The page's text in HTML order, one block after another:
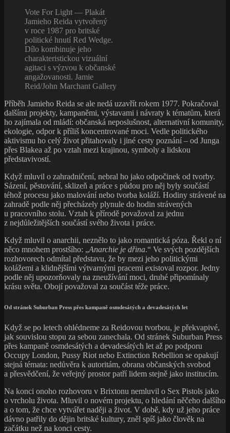
Vote For Light — Plakát
Jamieho Reida vytvořený
v roce 1987 pro britské
politické hnutí Red Wedge.
Dílo kombinuje jeho
charakteristickou vizuální
agitaci s výzvou k občanské
angažovanosti. Jamie
Reid/John Marchant Gallery
Příběh Jamieho Reida se ale nedá uzavřít rokem 1977. Pokračoval
dalšími projekty, kampaněmi, výstavami i návraty k tématům, která
ho zajímala od mládí: občanská neposlušnost, alternativní komunity,
ekologie, odpor k příliš koncentrované moci. Vedle politického
aktivismu ho celý život přitahovaly i jiné cesty poznání – od Junga
přes Blakea až po vztah mezi krajinou, symboly a lidskou
představivostí.
Když mluvil o zahradničení, nebral ho jako odpočinek od tvorby.
Sázení, pěstování, sklizeň a práce s půdou pro něj byly součástí
téhož procesu jako malování nebo tvorba koláží. Hodiny strávené na
zahradě podle něj přecházely plynule do hodin strávených
u pracovního stolu. Vztah k přírodě považoval za jednu
z nejdůležitějších součástí svého života i práce.
Když mluvil o anarchii, neznělo to jako romantická póza. Řekl o ní
něco mnohem prostšího: „Anarchie je dřina.“ Ve svých pozdějších
rozhovorech odmítal představu, že by mezi jeho politickými
kolážemi a klidnějšími výtvarnými pracemi existoval rozpor. Jedny
podle něj upozorňovaly na zneužívání moci, druhé připomínaly
krásu světa. Obojí považoval za součást téže práce.
Od stránek Suburban Press přes kampaně osmdesátých a devadesátých let
Když se po letech ohlédneme za Reidovou tvorbou, je překvapivé,
jak souvislou stopu za sebou zanechala. Od stránek Suburban Press
přes kampaně osmdesátých a devadesátých let až po podporu
Occupy London, Pussy Riot nebo Extinction Rebellion se opakují
stejná témata: nedůvěra k autoritám, obrana občanských svobod
a přesvědčení, že veřejný prostor patří lidem stejně jako institucím.
Na konci onoho rozhovoru v Brixtonu nemluvil o Sex Pistols jako
o vrcholu života. Mluvil o novém projektu, o hledání něčeho dalšího
a o tom, že chce vytvářet naději a život. V době, kdy už jeho práce
dávno patřily do dějin britské kultury, zněl spíš jako člověk na
začátku než na konci cesty.